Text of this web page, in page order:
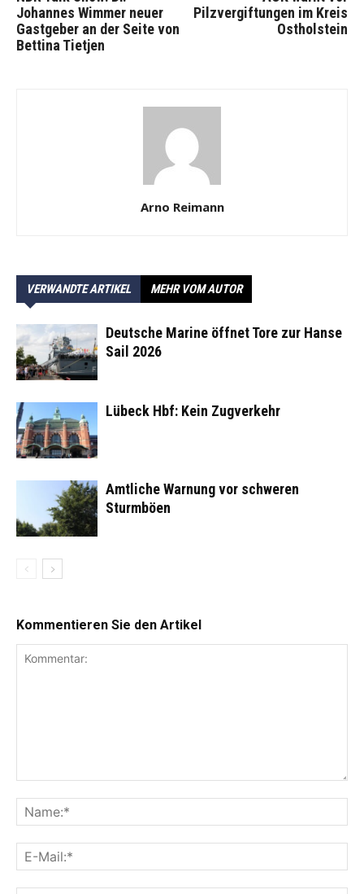
Johannes Wimmer neuer
Gastgeber an der Seite von
Bettina Tietjen
Pilzvergiftungen im Kreis
Ostholstein
Arno Reimann
VERWANDTE ARTIKEL MEHR VOM AUTOR
Deutsche Marine öffnet Tore zur Hanse
Sail 2026
Lübeck Hbf: Kein Zugverkehr
Amtliche Warnung vor schweren
Sturmböen
Kommentieren Sie den Artikel